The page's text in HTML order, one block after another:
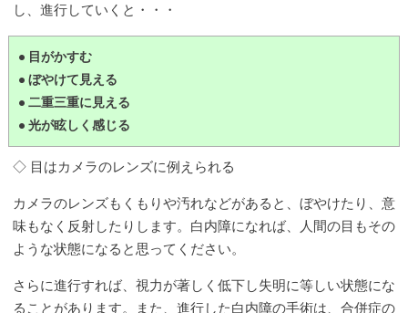
し、進行していくと・・・
● 目がかすむ
● ぼやけて見える
● 二重三重に見える
● 光が眩しく感じる
◇ 目はカメラのレンズに例えられる
カメラのレンズもくもりや汚れなどがあると、ぼやけたり、意
味もなく反射したりします。白内障になれば、人間の目もその
ような状態になると思ってください。
さらに進行すれば、視力が著しく低下し失明に等しい状態にな
ることがあります。また、進行した白内障の手術は、合併症の